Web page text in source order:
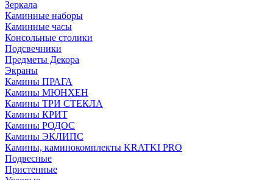
Зеркала
Каминные наборы
Каминные часы
Консольные столики
Подсвечники
Предметы Декора
Экраны
Камины ПРАГА
Камины МЮНХЕН
Камины ТРИ СТЕКЛА
Камины КРИТ
Камины РОДОС
Камины ЭКЛИПС
Камины, каминокомплекты KRATKI PRO
Подвесные
Пристенные